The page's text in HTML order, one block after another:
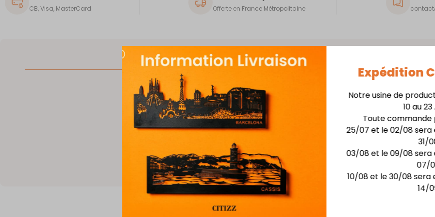
Expédition
Notre usine de
10 au
Toute commande
25/07 et le 02/08 sera
31/
03/08 et le 09/08 sera
07/
10/08 et le 30/08 sera
14/
CB, Visa, MasterCard Offerte en France Métropolitaine
DESCRIPTION
Skyline 40cm + Support
Matière : skyline en
Finition : Laquage
Dimensions :larg. 40
Possibilité de rétro-